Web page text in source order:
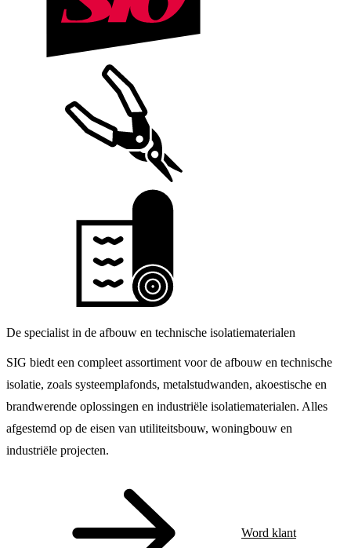
De specialist in de afbouw en technische isolatiematerialen
SIG biedt een compleet assortiment voor de afbouw en technische
isolatie, zoals systeemplafonds, metalstudwanden, akoestische en
brandwerende oplossingen en industriële isolatiematerialen. Alles
afgestemd op de eisen van utiliteitsbouw, woningbouw en
industriële projecten.
Word klant